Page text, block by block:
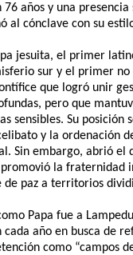
años y una presencia
al cónclave con su
jesuita, el primer
sur y el primer no
que logró unir
pero que
sensibles. Su posición
y la ordenación
Sin embargo, abrió el
la fraternidad
de paz a territorios
Papa fue a
año en busca de
como “campos